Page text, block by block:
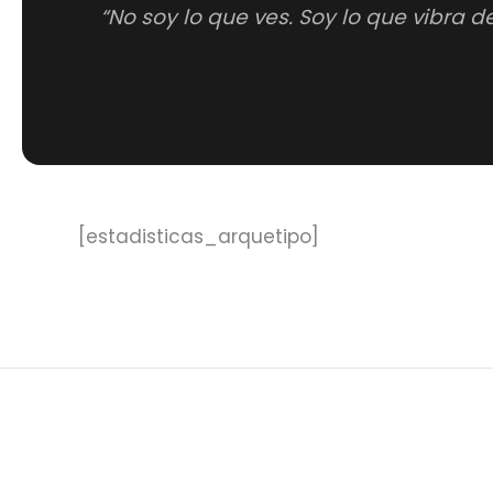
“No soy lo que ves. Soy lo que vibra
[estadisticas_arquetipo]